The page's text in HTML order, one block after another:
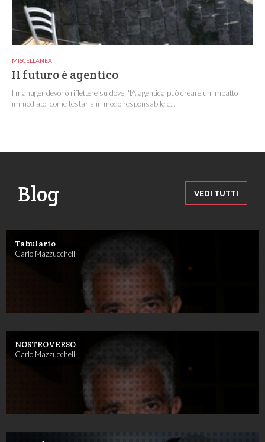
MISCELLANEA
Il futuro è agentico
I manager devono riflettere su dove l'IA agentica può creare un impatto
immediato, come testarla in modo responsabile e...
Blog VEDI TUTTI
Tabulario
Carlo Mazzucchelli
NOSTROVERSO
Carlo Mazzucchelli